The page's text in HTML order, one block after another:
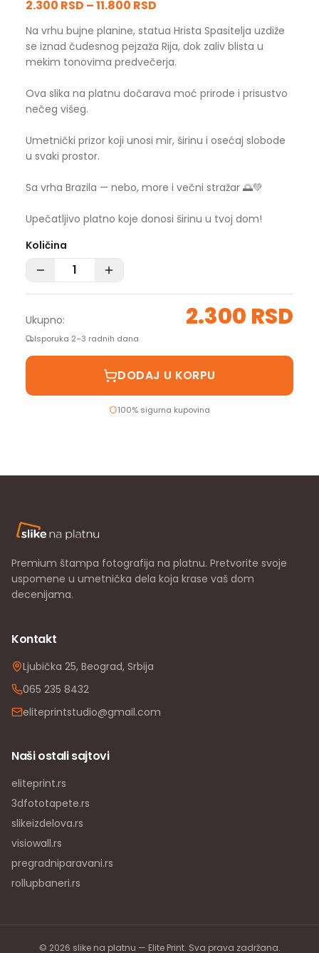
2.300 RSD –11.800 RSD
Na vrhu bujne planine, statua Hrista Spasitelja uzdiže
se iznad čudesnog pejzaža Rija, dok zaliv blista u
mekim tonovima predvečerja.
Ova slika na platnu dočarava moć prirode i prisustvo
nečeg višeg.
Umetnički prizor koji unosi mir, širinu i osećaj slobode
u svaki prostor.
Sa vrha Brazila — nebo, more i večni stražar 🌅💚
Upečatljivo platno koje donosi širinu u tvoj dom!
Količina
Ukupno: 2.300 RSD
Isporuka 2–3 radnih dana
DODAJ U KORPU
100% sigurna kupovina
Premium štampa fotografija na platnu. Pretvorite svoje
uspomene u umetnička dela koja krase vaš dom
decenijama.
Kontakt
Ljubička 25, Beograd, Srbija
065 235 8432
eliteprintstudio@gmail.com
Naši ostali sajtovi
eliteprint.rs
3dfototapete.rs
slikeizdelova.rs
visiowall.rs
pregradniparavani.rs
rollupbaneri.rs
© 2026 slike na platnu — Elite Print. Sva prava zadržana.